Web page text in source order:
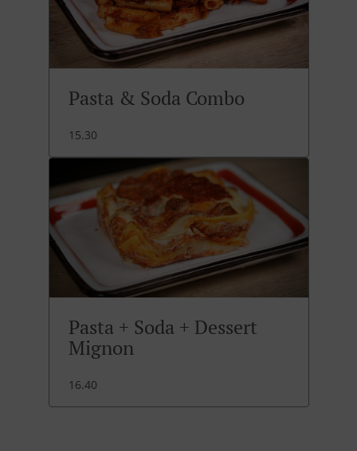
Pasta & Soda Combo
15.30
Pasta + Soda + Dessert
Mignon
16.40